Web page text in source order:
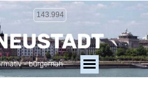
143.994